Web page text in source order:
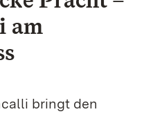
am
bringt den